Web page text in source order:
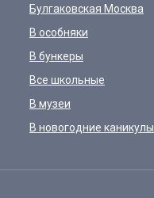
Булгаковская Москва
В особняки
В бункеры
Все школьные
В музеи
В новогодние каникулы